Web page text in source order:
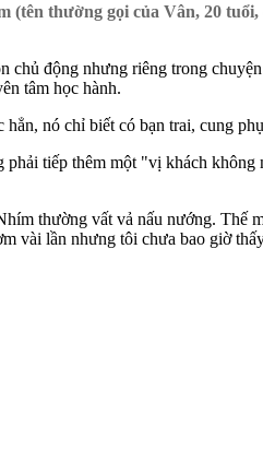
thường gọi của Vân, 20
chủ động nhưng riêng trong
tâm học hành.
nó chỉ biết có bạn trai, cung
tiếp thêm một "vị khách
thường vất vả nấu nướng. Thế
vài lần nhưng tôi chưa bao giờ